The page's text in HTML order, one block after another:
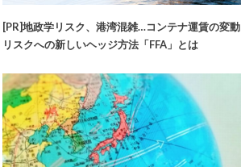
[PR]地政学リスク、港湾混雑…コンテナ運賃の変動
リスクへの新しいヘッジ方法「FFA」とは